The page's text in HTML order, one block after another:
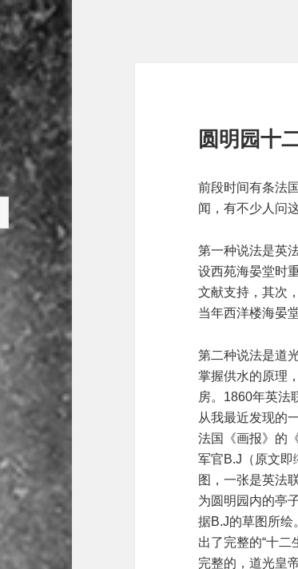
圆明园十
前段时间有条法
闻，有不少人问
第一种说法是英
设西苑海晏堂时
文献支持，其次
当年西洋楼海晏
第二种说法是道
掌握供水的原理
房。1860年英法
从我最近发现的
法国《画报》的
军官B.J（原文即
图，一张是英法
为圆明园内的亭
据B.J的草图所绘
出了完整的“十二
完整的，道光皇